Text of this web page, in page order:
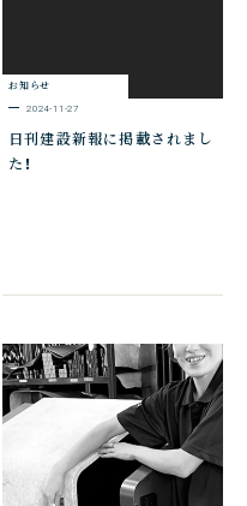
お知らせ
2024-11-27
日刊建設新報に掲載されまし
た！